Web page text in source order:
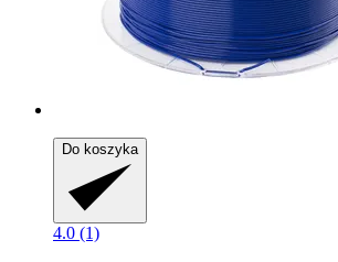
Do koszyka
4.0 (1)